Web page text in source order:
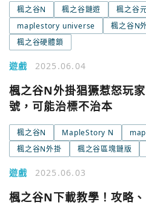
楓之谷N 楓之谷鏈遊
楓之谷
maplestory universe
楓之谷N
楓之谷硬體鎖
遊戲 2025.06.04
楓之谷N外掛猖獗惹怒玩
號，可能治標不治本
楓之谷N MapleStory N
楓之谷N外掛
楓之谷區塊鏈版
遊戲 2025.06.03
楓之谷N下載教學！攻略